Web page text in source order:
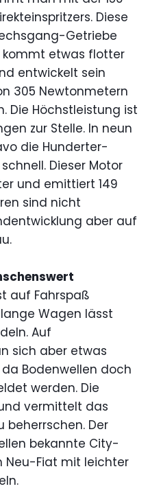
Diese
Getriebe
kommt etwas flotter
entwickelt sein
305 Newtonmetern
Die Höchstleistung ist
zur Stelle. In neun
die Hunderter-
Dieser Motor
und emittiert 149
sind nicht
aber auf
auf Fahrspaß
Wagen lässt
Auf
sich aber etwas
Bodenwellen doch
werden. Die
vermittelt das
beherrschen. Der
bekannte City-
Neu-Fiat mit leichter